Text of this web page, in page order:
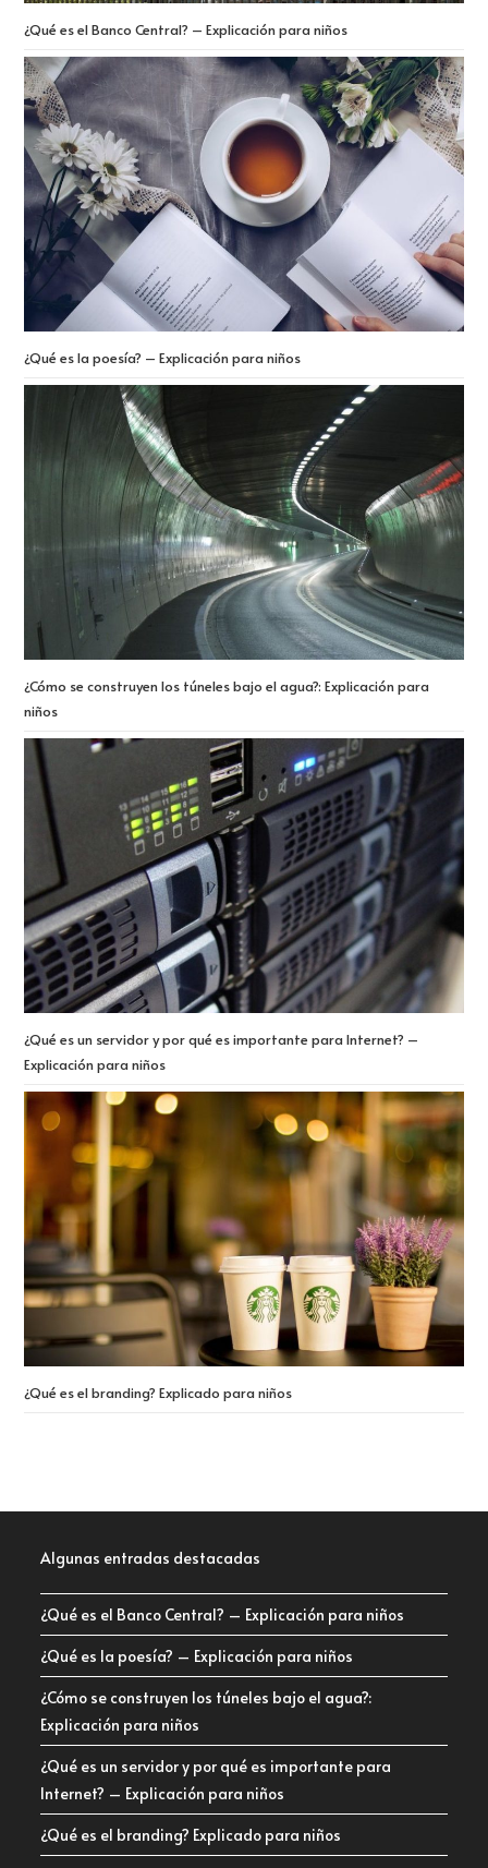
¿Qué es el Banco Central? – Explicación para niños
¿Qué es la poesía? – Explicación para niños
¿Cómo se construyen los túneles bajo el agua?: Explicación para
niños
¿Qué es un servidor y por qué es importante para Internet? –
Explicación para niños
¿Qué es el branding? Explicado para niños
Algunas entradas destacadas
¿Qué es el Banco Central? – Explicación para niños
¿Qué es la poesía? – Explicación para niños
¿Cómo se construyen los túneles bajo el agua?:
Explicación para niños
¿Qué es un servidor y por qué es importante para
Internet? – Explicación para niños
¿Qué es el branding? Explicado para niños